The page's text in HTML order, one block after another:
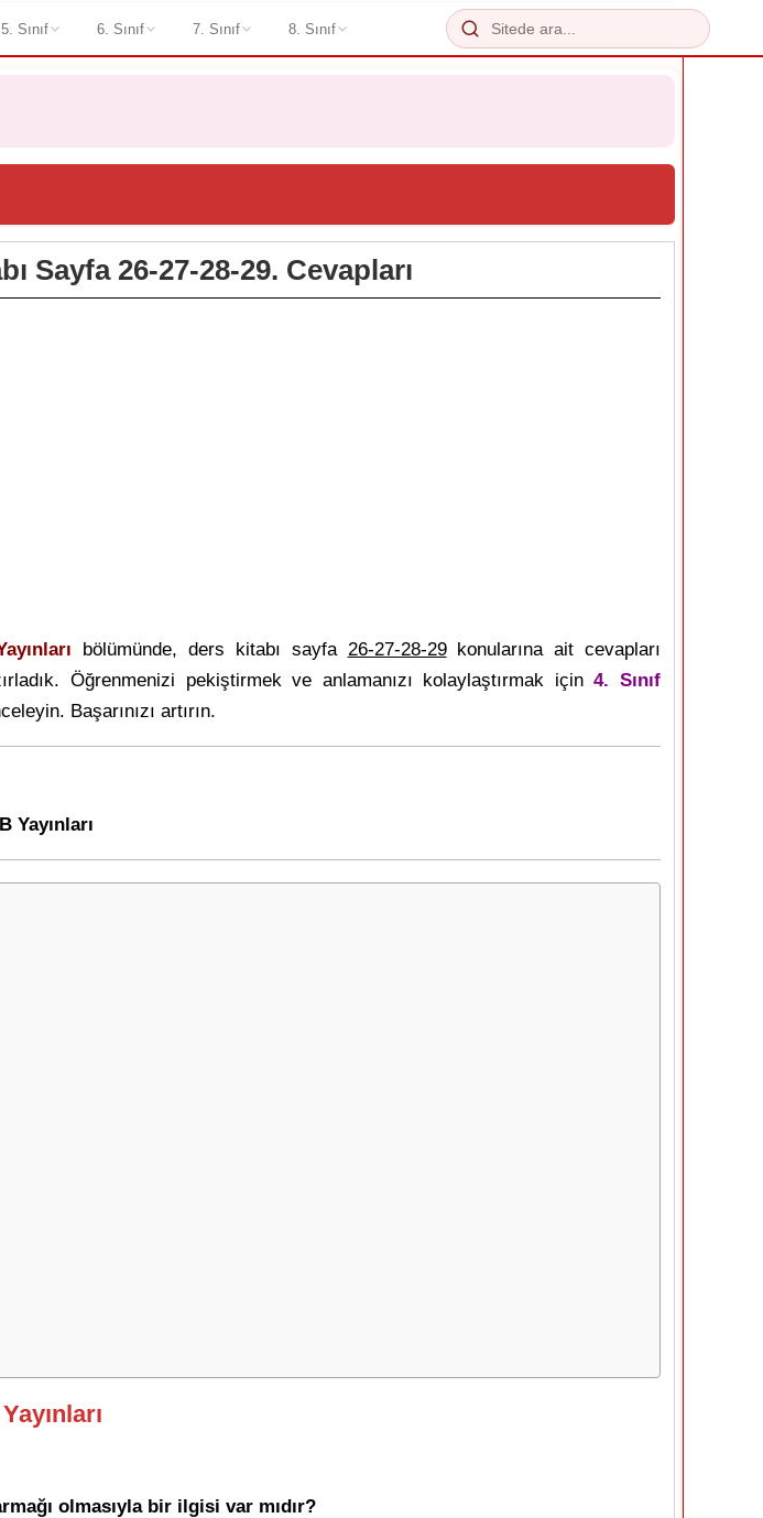
5. Sınıf 6. Sınıf 7. Sınıf 8. Sınıf
Sayfa 26-27-28-29. Cevapları
bölümünde, ders kitabı sayfa 26-27-28-29konularına ait cevapları
Öğrenmenizi pekiştirmek ve anlamanızı kolaylaştırmak için4. Sınıf
Başarınızı artırın.
Yayınları
olmasıyla bir ilgisi var mıdır?